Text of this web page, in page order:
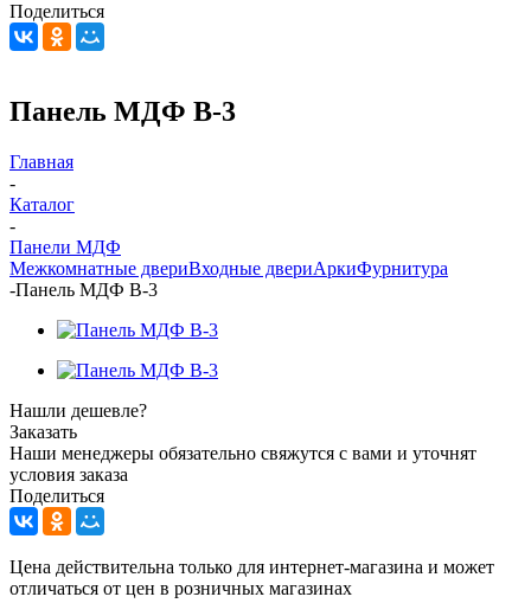
Поделиться
Панель МДФ В-3
Главная
-
Каталог
-
Панели МДФ
Межкомнатные двериВходные двериАркиФурнитура
-Панель МДФ В-3
Нашли дешевле?
Заказать
Наши менеджеры обязательно свяжутся с вами и уточнят
условия заказа
Поделиться
Цена действительна только для интернет-магазина и может
отличаться от цен в розничных магазинах